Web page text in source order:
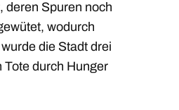
deren Spuren noch
wodurch
die Stadt drei
Tote durch Hunger